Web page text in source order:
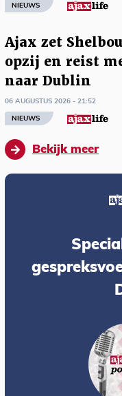
NIEUWS
Ajax zet
opzij en reist
naar Dublin
06 AUGUSTUS 2026 - 21:52
NIEUWS
Bekijk meer